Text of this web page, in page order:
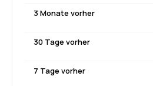
3 Monate vorher
30 Tage vorher
7 Tage vorher